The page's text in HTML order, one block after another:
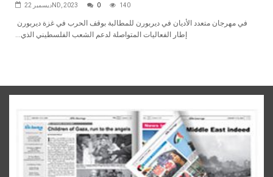
ديسمبر 22ND, 2023 0 140
‬إطار‭ ‬الفعاليات‭ ‬المتواصلة‭ ‬لدعم‭ ‬الشعب‭ ‬الفلسطيني‭ ‬الذي‭...